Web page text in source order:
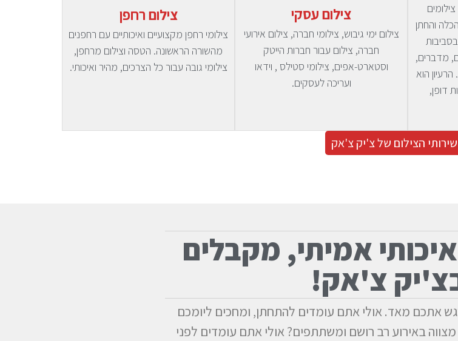
והחתן
מדברים,
הוא
דופן,
צילום עסקי
צילום ימי גיבוש, צילומי חברה, צילום אירועי
חברה, צילום עבור חברות הייטק
וסטארט-אפים, צילומי סטילס , וידאו
ועריכה לעסקים.
צילום רחפן
צילומי רחפן מקצועיים ואיכותיים עם רחפנים
מהשורה הראשונה. הטסה וצילום מרחפן,
צילומי גובה עבור כל הצרכים, מהיר ואיכותי.
הצילום של צ'יק צ'אק
אמיתי, מקבלים
צ'אק!
אתכם מאד. אולי אתם עומדים להתחתן, ומחכים ליומכם
באירוע רב רושם ומשתתפים? אולי אתם עומדים לפני